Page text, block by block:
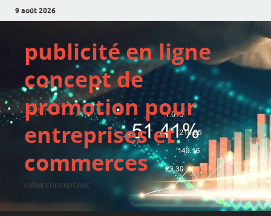
9 août 2026
publicité en ligne
concept de
promotion pour
entreprises et
commerces
cyberconcept.net